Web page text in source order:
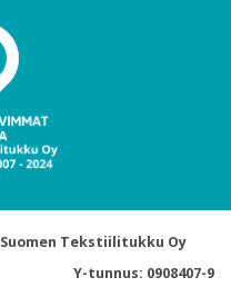
Suomen Tekstiilitukku Oy
Y-tunnus: 0908407-9